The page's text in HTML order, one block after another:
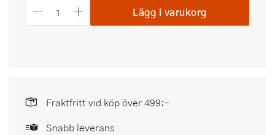
Lägg i varukorg
Fraktfritt vid köp över 499:-
Snabb leverans